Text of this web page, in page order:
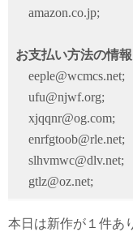
amazon.co.jp;
お支払い方法の情
eeple@wcmcs.net;
ufu@njwf.org;
xjqqnr@og.com;
enrfgtoob@rle.net;
slhvmwc@dlv.net;
gtlz@oz.net;
本日は新作が１件あ